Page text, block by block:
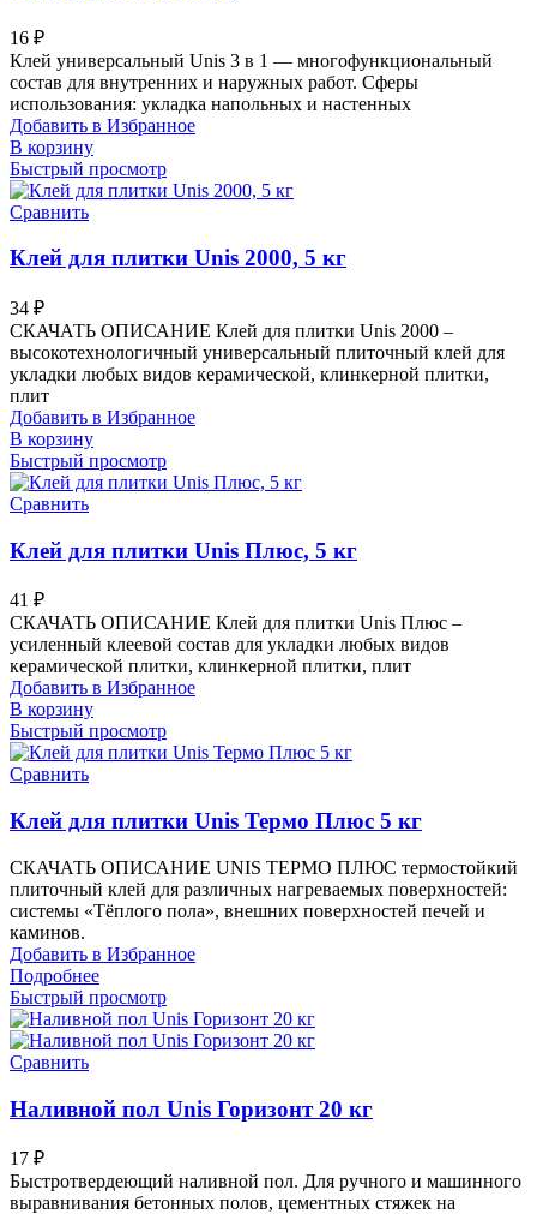
16 ₽
Клей универсальный Unis 3 в 1 — многофункциональный
состав для внутренних и наружных работ. Сферы
использования: укладка напольных и настенных
Добавить в Избранное
В корзину
Быстрый просмотр
Сравнить
Клей для плитки Unis 2000, 5 кг
34 ₽
СКАЧАТЬ ОПИСАНИЕ Клей для плитки Unis 2000 –
высокотехнологичный универсальный плиточный клей для
укладки любых видов керамической, клинкерной плитки,
плит
Добавить в Избранное
В корзину
Быстрый просмотр
Сравнить
Клей для плитки Unis Плюс, 5 кг
41 ₽
СКАЧАТЬ ОПИСАНИЕ Клей для плитки Unis Плюс –
усиленный клеевой состав для укладки любых видов
керамической плитки, клинкерной плитки, плит
Добавить в Избранное
В корзину
Быстрый просмотр
Сравнить
Клей для плитки Unis Термо Плюс 5 кг
СКАЧАТЬ ОПИСАНИЕ UNIS ТЕРМО ПЛЮС термостойкий
плиточный клей для различных нагреваемых поверхностей:
системы «Тёплого пола», внешних поверхностей печей и
каминов.
Добавить в Избранное
Подробнее
Быстрый просмотр
Сравнить
Наливной пол Unis Горизонт 20 кг
17 ₽
Быстротвердеющий наливной пол. Для ручного и машинного
выравнивания бетонных полов, цементных стяжек на